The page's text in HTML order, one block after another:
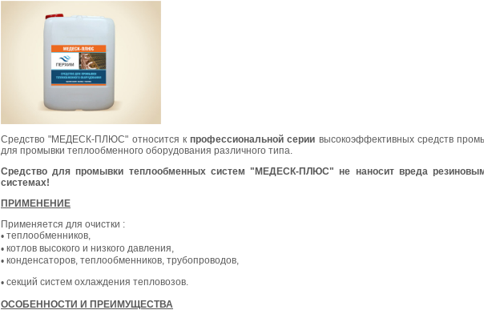
Средство "МЕДЕСК-ПЛЮС" относится к профессиональной серии высокоэффективных средств
для промывки теплообменного оборудования различного типа.
Средство для промывки теплообменных систем "МЕДЕСК-ПЛЮС" не наносит вреда
системах!
ПРИМЕНЕНИЕ
Применяется для очистки :
• теплообменников,
• котлов высокого и низкого давления,
• конденсаторов, теплообменников, трубопроводов,
• секций систем охлаждения тепловозов.
ОСОБЕННОСТИ И ПРЕИМУЩЕСТВА